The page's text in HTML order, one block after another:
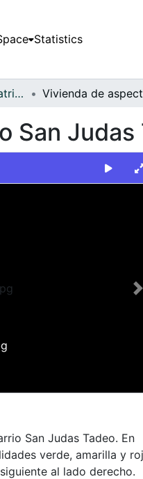
Statistics
FCCV - Fachadas - Patrimonial
San Judas
San Judas Tadeo. En
verde, amarilla y
al lado derecho.